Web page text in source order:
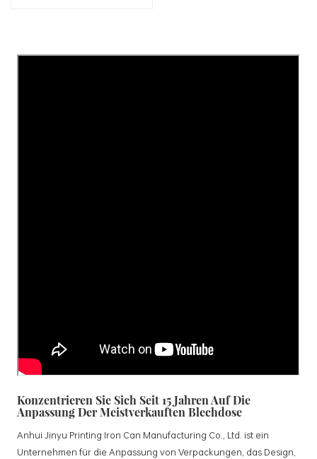
Konzentrieren Sie Sich Seit 15 Jahren Auf Die
Anpassung Der Meistverkauften Blechdose
Anhui Jinyu Printing Iron Can Manufacturing Co., Ltd. ist ein
Unternehmen für die Anpassung von Verpackungen, das Design,